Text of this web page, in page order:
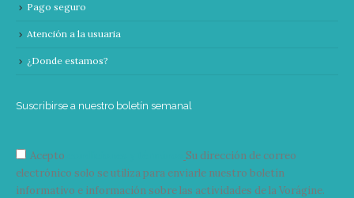
Pago seguro
Atención a la usuaria
¿Donde estamos?
Suscribirse a nuestro boletín semanal
Acepto
Su dirección de correo
electrónico solo se utiliza para enviarle nuestro boletín
informativo e información sobre las actividades de la Vorágine.